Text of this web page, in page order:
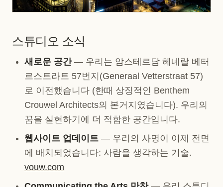
스튜디오 소식
새로운 공간— 우리는 암스테르담 헤네랄 베터
르스트라트 57번지(Generaal Vetterstraat 57)
로 이전했습니다 (한때 상징적인 Benthem
Crouwel Architects의 본거지였습니다). 우리의
꿈을 실현하기에 더 적합한 공간입니다.
웹사이트 업데이트 — 우리의 사명이 이제 전면
에 배치되었습니다: 사람을 생각하는 기술.
vouw.com